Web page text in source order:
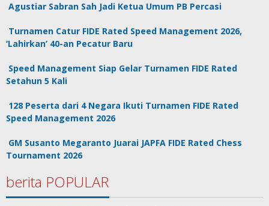
Agustiar Sabran Sah Jadi Ketua Umum PB Percasi
Turnamen Catur FIDE Rated Speed Management 2026,
‘Lahirkan’ 40-an Pecatur Baru
Speed Management Siap Gelar Turnamen FIDE Rated
Setahun 5 Kali
128 Peserta dari 4 Negara Ikuti Turnamen FIDE Rated
Speed Management 2026
GM Susanto Megaranto Juarai JAPFA FIDE Rated Chess
Tournament 2026
berita POPULAR